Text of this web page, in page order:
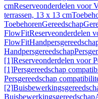
cmReserveonderdelen voor
terrassen, 13 x 13 cm
ToebehorenGereedschap
FlowFitReserveonderdelen
FlowFit
Handpersgereedschap
[1]Reserveonderdelen voor
[1]Persgereedschap
Persgereedschap
[2]
Buisbewerkingsgereedschap